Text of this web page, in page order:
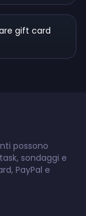
gift card
possono
sondaggi e
PayPal e